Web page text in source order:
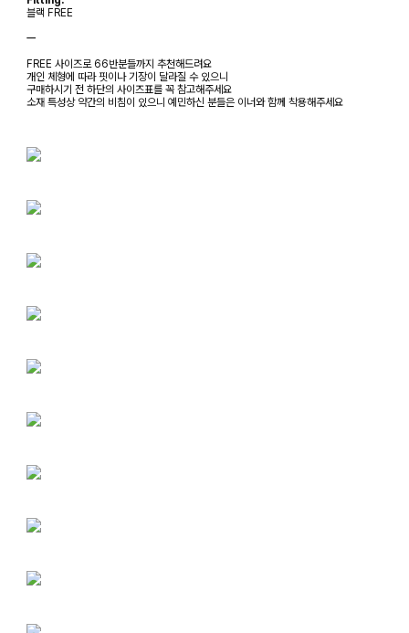
블랙 FREE
ㅡ
FREE 사이즈로 66반분들까지 추천해드려요
개인 체형에 따라 핏이나 기장이 달라질 수 있으니
구매하시기 전 하단의 사이즈표를 꼭 참고해주세요
소재 특성상 약간의 비침이 있으니 예민하신 분들은 이너와 함께 착용해주세요